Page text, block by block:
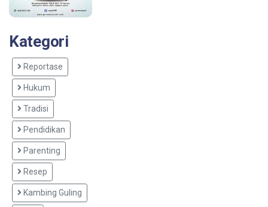
Kategori
Reportase
Hukum
Tradisi
Pendidikan
Parenting
Resep
Kambing Guling